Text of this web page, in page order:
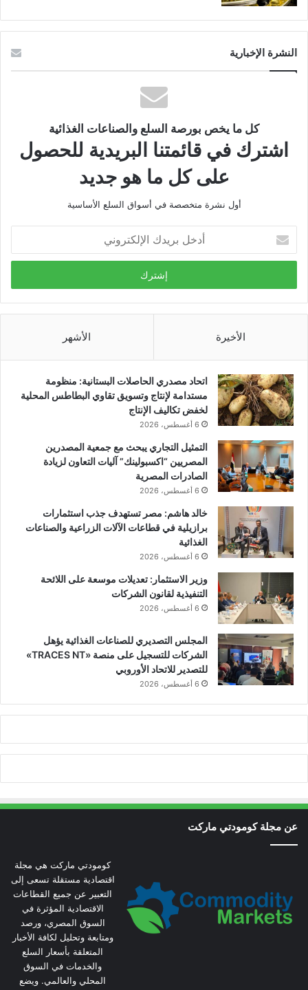
النشرة الإخبارية
كل ما يخص بورصة السلع والصناعات الغذائية
اشترك في قائمتنا البريدية للحصول
على كل ما هو جديد
أول نشرة متخصصة في أسواق السلع الأساسية
بريدك
الإلكتروني
الأخيرة الأشهر
اتحاد مصدري الحاصلات البستانية: منظومة
مستدامة لإنتاج وتسويق تقاوي البطاطس المحلية
لخفض تكاليف الإنتاج
6 أغسطس، 2026
التمثيل التجاري يبحث مع جمعية المصدرين
المصريين “اكسبولينك” آليات التعاون لزيادة
الصادرات المصرية
6 أغسطس، 2026
خالد هاشم: مصر تستهدف جذب استثمارات
برازيلية في قطاعات الآلات الزراعية والصناعات
الغذائية
6 أغسطس، 2026
وزير الاستثمار: تعديلات موسعة على اللائحة
التنفيذية لقانون الشركات
6 أغسطس، 2026
المجلس التصديري للصناعات الغذائية يؤهل
الشركات للتسجيل على منصة «TRACES NT»
للتصدير للاتحاد الأوروبي
6 أغسطس، 2026
عن مجلة كومودتي ماركت
كومودتي ماركت هي مجلة
اقتصادية مستقلة تسعى إلى
التعبير عن جميع القطاعات
الاقتصادية المؤثرة في
السوق المصري، ورصد
ومتابعة وتحليل لكافة الأخبار
المتعلقة بأسعار السلع
والخدمات في السوق
المحلي والعالمي. ويضع